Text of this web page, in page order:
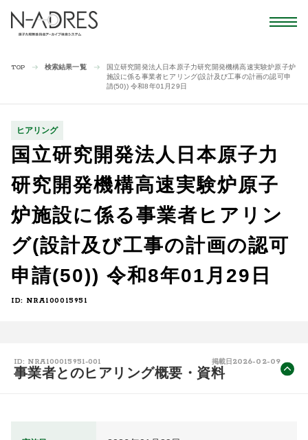
TOP 検索結果一覧
国立研究開発法人日本原子力研究開発機構高速実験炉原子炉
施設に係る事業者ヒアリング(設計及び工事の計画の認可申
請(50)) 令和8年01月29日
ヒアリング
国立研究開発法人日本原子力
研究開発機構高速実験炉原子
炉施設に係る事業者ヒアリン
グ(設計及び工事の計画の認可
申請(50)) 令和8年01月29日
ID: NRA100015951
ID: NRA100015951-001 掲載日 2026-02-09
事業者とのヒアリング概要・資料